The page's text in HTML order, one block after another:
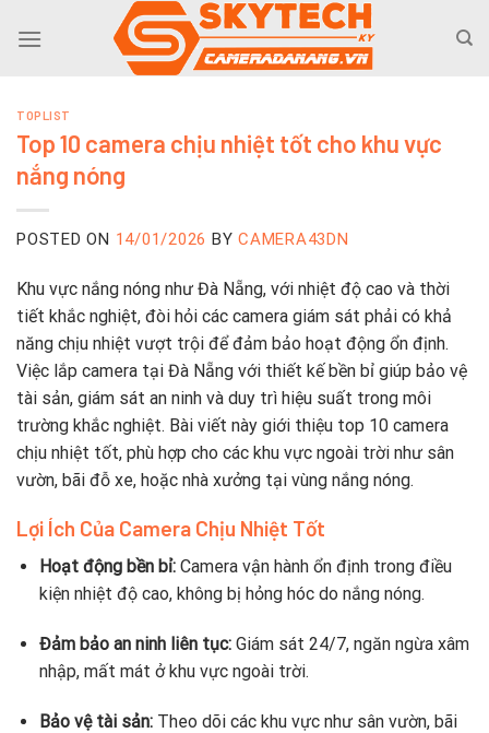
TOPLIST
Top 10 camera chịu nhiệt tốt cho khu vực
nắng nóng
POSTED ON 14/01/2026 BY CAMERA43DN
Khu vực nắng nóng như Đà Nẵng, với nhiệt độ cao và thời
tiết khắc nghiệt, đòi hỏi các camera giám sát phải có khả
năng chịu nhiệt vượt trội để đảm bảo hoạt động ổn định.
Việc lắp camera tại Đà Nẵng với thiết kế bền bỉ giúp bảo vệ
tài sản, giám sát an ninh và duy trì hiệu suất trong môi
trường khắc nghiệt. Bài viết này giới thiệu top 10 camera
chịu nhiệt tốt, phù hợp cho các khu vực ngoài trời như sân
vườn, bãi đỗ xe, hoặc nhà xưởng tại vùng nắng nóng.
Lợi Ích Của Camera Chịu Nhiệt Tốt
Hoạt động bền bỉ:Camera vận hành ổn định trong điều
kiện nhiệt độ cao, không bị hỏng hóc do nắng nóng.
Đảm bảo an ninh liên tục:Giám sát 24/7, ngăn ngừa xâm
nhập, mất mát ở khu vực ngoài trời.
Bảo vệ tài sản:Theo dõi các khu vực như sân vườn, bãi